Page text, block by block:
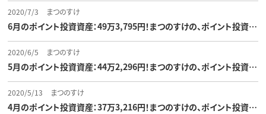
2020/7/3 まつのすけ
6月のポイント投資資産：49万3,795円！まつのすけの、ポイント投資…
2020/6/5 まつのすけ
5月のポイント投資資産：44万2,296円！まつのすけの、ポイント投資…
2020/5/13 まつのすけ
4月のポイント投資資産：37万3,216円！まつのすけの、ポイント投資…